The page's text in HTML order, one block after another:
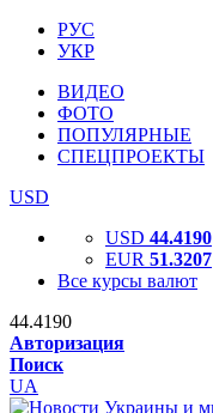
РУС
УКР
ВИДЕО
ФОТО
ПОПУЛЯРНЫЕ
СПЕЦПРОЕКТЫ
USD
USD 44.4190
EUR 51.3207
Все курсы валют
44.4190
Авторизация
Поиск
UA